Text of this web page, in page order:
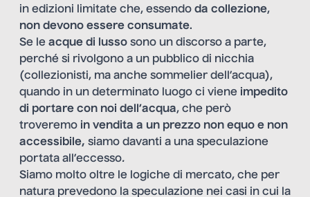
in edizioni limitate che, essendo da collezione,
non devono essere consumate.
Se le acque di lusso sono un discorso a parte,
perché si rivolgono a un pubblico di nicchia
(collezionisti, ma anche sommelier dell’acqua),
quando in un determinato luogo ci viene impedito
di portare con noi dell’acqua, che però
troveremo in vendita a un prezzo non equo e non
accessibile, siamo davanti a una speculazione
portata all’eccesso.
Siamo molto oltre le logiche di mercato, che per
natura prevedono la speculazione nei casi in cui la